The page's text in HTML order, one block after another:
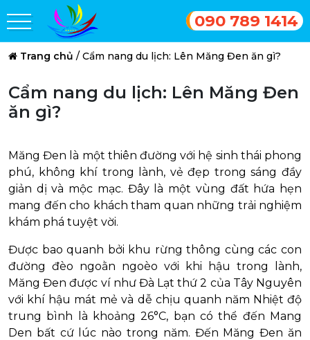
090 789 1414
Trang chủ / Cẩm nang du lịch: Lên Măng Đen ăn gì?
Cẩm nang du lịch: Lên Măng Đen
ăn gì?
Măng Đen là một thiên đường với hệ sinh thái phong
phú, không khí trong lành, vẻ đẹp trong sáng đầy
giản dị và mộc mạc. Đây là một vùng đất hứa hẹn
mang đến cho khách tham quan những trải nghiệm
khám phá tuyệt vời.
Được bao quanh bởi khu rừng thông cùng các con
đường đèo ngoằn ngoèo với khi hậu trong lành,
Măng Đen được ví như Đà Lạt thứ 2 của Tây Nguyên
với khí hậu mát mẻ và dễ chịu quanh năm Nhiệt độ
trung bình là khoảng 26°C, bạn có thể đến Mang
Den bất cứ lúc nào trong năm. Đến Măng Đen ăn